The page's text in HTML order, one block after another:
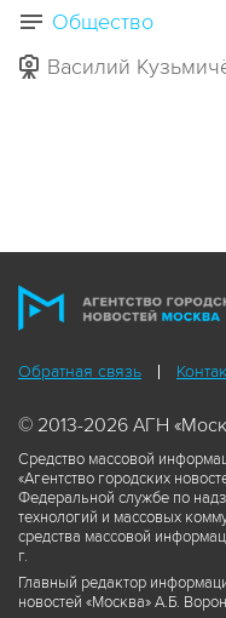
Общество
Василий
Обратная связь
© 2013-2026 АГН
Средство массовой
«Агентство городских
Федеральной службе по
технологий и массовых
средства массовой
г.
Главный редактор
новостей «Москва» А.Б.